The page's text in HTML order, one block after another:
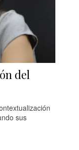
del
sus